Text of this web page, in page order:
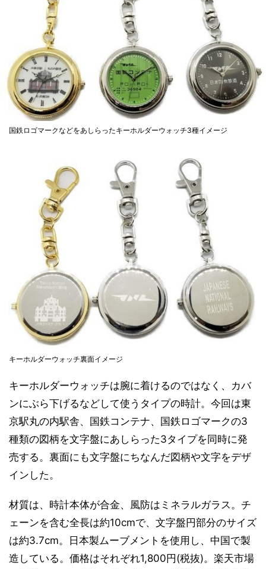
国鉄ロゴマークなどをあしらったキーホルダーウォッチ3種イメージ
キーホルダーウォッチ裏面イメージ
キーホルダーウォッチは腕に着けるのではなく、カバ
ンにぶら下げるなどして使うタイプの時計。今回は東
京駅丸の内駅舎、国鉄コンテナ、国鉄ロゴマークの3
種類の図柄を文字盤にあしらった3タイプを同時に発
売する。裏面にも文字盤にちなんだ図柄や文字をデザ
インした。
材質は、時計本体が合金、風防はミネラルガラス。チ
ェーンを含む全長は約10cmで、文字盤円部分のサイズ
は約3.7cm。日本製ムーブメントを使用し、中国で製
造している。価格はそれぞれ1,800円(税抜)。楽天市場